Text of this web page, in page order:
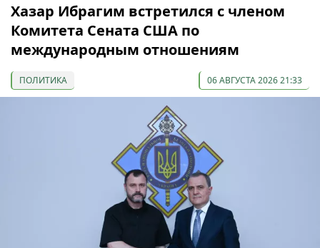
Хазар Ибрагим встретился с членом
Комитета Сената США по
международным отношениям
ПОЛИТИКА 06 АВГУСТА 2026 21:33